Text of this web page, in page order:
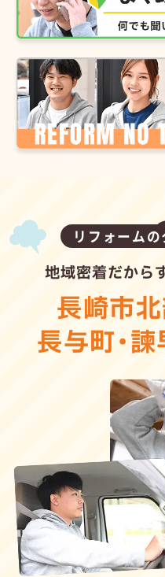
リフォーム
地域密着だから
長崎市
長与町・諫